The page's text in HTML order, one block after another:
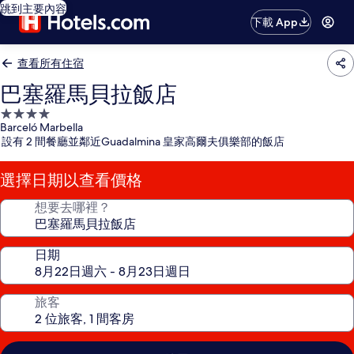
跳到主要內容
下載 App
查看所有住宿
巴塞羅馬貝拉飯店
4.0
星
級
住
宿
Barceló Marbella
設有 2 間餐廳並鄰近Guadalmina 皇家高爾夫俱樂部的飯店
選擇日期以查看價格
想要去哪裡？
日期
旅客